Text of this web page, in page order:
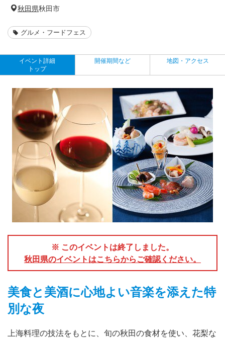
秋田県秋田市
グルメ・フードフェス
イベント詳細
トップ
開催期間など 地図・アクセス
※ このイベントは終了しました。
秋田県のイベントはこちらからご確認ください。
美食と美酒に心地よい音楽を添えた特
別な夜
上海料理の技法をもとに、旬の秋田の食材を使い、花梨な